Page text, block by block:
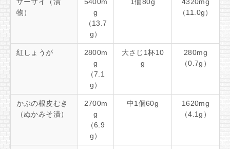
物）
g
（13.7
g）
（11.0g）
紅しょうが
2800m
g
（7.1
g）
大さじ1杯10
g
280mg
（0.7g）
かぶの根皮むき
（ぬかみそ漬）
2700m
g
（6.9
g）
中1個60g
1620mg
（4.1g）